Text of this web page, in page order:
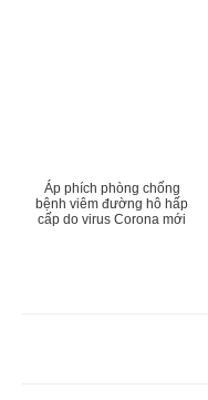
Áp phích phòng chống
bệnh viêm đường hô hấp
cấp do virus Corona mới